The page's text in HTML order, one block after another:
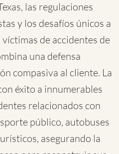
las regulaciones
y los desafíos únicos a
de accidentes de
una defensa
compasiva al cliente. La
éxito a innumerables
relacionados con
público, autobuses
asegurando la